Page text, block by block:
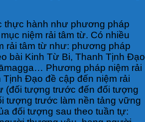
thực hành như phương pháp
niệm rải tâm từ. Có nhiều
rải tâm từ như: phương pháp
bài Kinh Từ Bi, Thanh Tịnh Đạo
Phương pháp niệm rải
Đạo đề cập đến niệm rải
(đối tượng trước đến đối tượng
tượng trước làm nền tảng vững
đối tượng sau theo tuần tự: